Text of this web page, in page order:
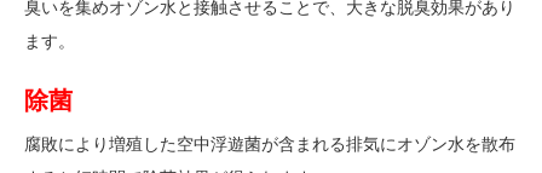
臭いを集めオゾン水と接触させることで、大きな脱臭効果があり
ます。
除菌
腐敗により増殖した空中浮遊菌が含まれる排気にオゾン水を散布